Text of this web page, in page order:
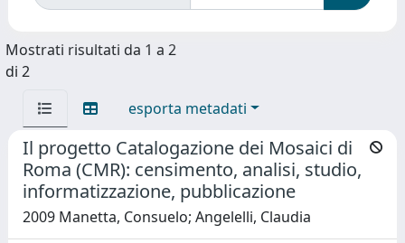
Mostrati risultati da 1 a 2
di 2
esporta metadati
Il progetto Catalogazione dei Mosaici di
Roma (CMR): censimento, analisi, studio,
informatizzazione, pubblicazione
2009 Manetta, Consuelo; Angelelli, Claudia